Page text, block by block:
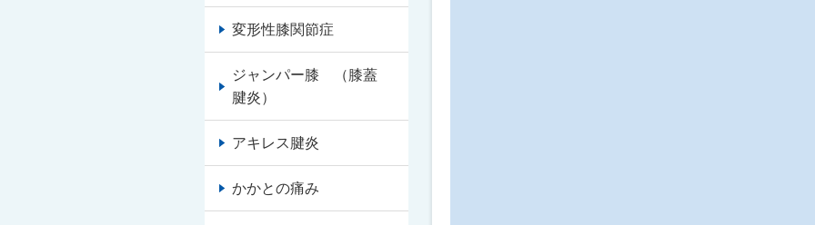
変形性膝関節症
ジャンパー膝 （膝蓋
腱炎）
アキレス腱炎
かかとの痛み